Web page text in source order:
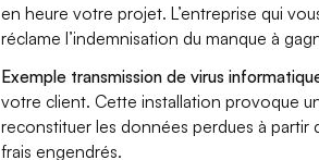
en heure votre projet. L’entreprise qui
réclame l’indemnisation du manque à
Exemple transmission de virus
votre client. Cette installation provoque
reconstituer les données perdues à partir
frais engendrés.